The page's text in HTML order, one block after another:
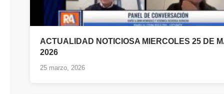
ACTUALIDAD NOTICIOSA MIERCOLES 25 DE
2026
25 marzo, 2026